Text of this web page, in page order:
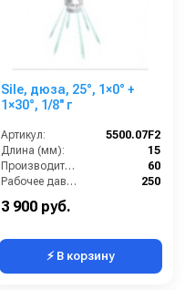
Sile, дюза, 25°, 1×0° +
1×30°, 1/8'' г
Артикул:
5500.07F2
Длина (мм):
15
Производительность (л/мин):
60
Рабочее давление (бар):
250
3 900 руб.
⚡ В корзину